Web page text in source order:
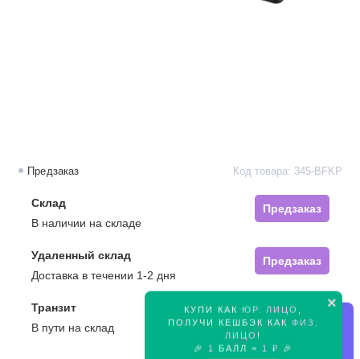
×
КУПИ КАК ЮР. ЛИЦО
ПОЛУЧИ КЕШБЭК КАК ФИЗ.
ЛИЦО !
🎉
1 БАЛЛ = 1 ₽ 🎉
Предзаказ Код товара: 345-BFKP
Склад
Предзаказ
В наличии на складе
Удаленный склад
Предзаказ
Доставка в течении 1-2 дня
Транзит
Предзаказ
В пути на склад